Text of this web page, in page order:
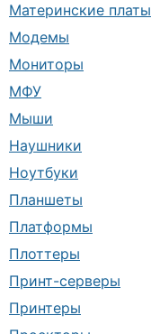
Материнские платы
Модемы
Мониторы
МФУ
Мыши
Наушники
Ноутбуки
Планшеты
Платформы
Плоттеры
Принт-серверы
Принтеры